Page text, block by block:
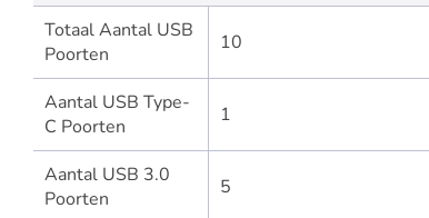
Totaal Aantal USB
Poorten
10
Aantal USB Type-
C Poorten
1
Aantal USB 3.0
Poorten
5